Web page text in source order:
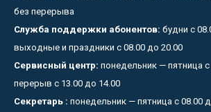
без перерыва
Служба поддержки абонентов: будни с
выходные и праздники с 08.00 до 20.00
Сервисный центр: понедельник — пятница с
перерыв с 13.00 до 14.00
Секретарь : понедельник — пятница с 08.00